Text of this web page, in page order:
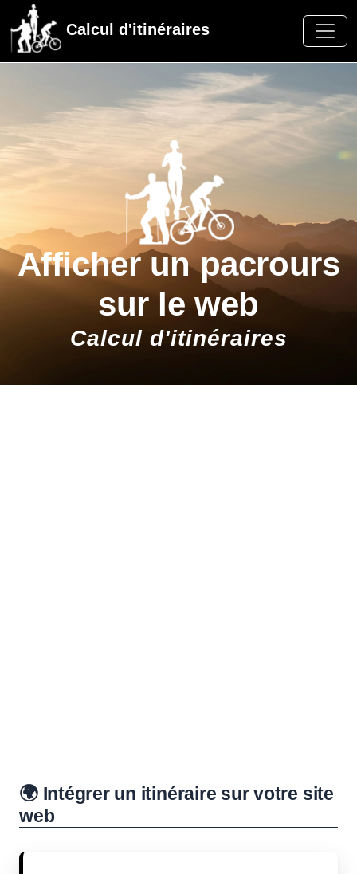
Calcul d'itinéraires
Afficher un pacrours
sur le web
Calcul d'itinéraires
🌍 Intégrer un itinéraire sur votre site
web